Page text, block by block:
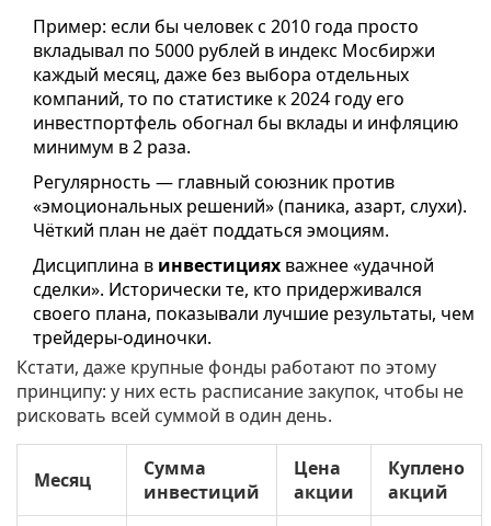
Пример: если бы человек с 2010 года просто
вкладывал по 5000 рублей в индекс Мосбиржи
каждый месяц, даже без выбора отдельных
компаний, то по статистике к 2024 году его
инвестпортфель обогнал бы вклады и инфляцию
минимум в 2 раза.
Регулярность — главный союзник против
«эмоциональных решений» (паника, азарт, слухи).
Чёткий план не даёт поддаться эмоциям.
Дисциплина в инвестициях важнее «удачной
сделки». Исторически те, кто придерживался
своего плана, показывали лучшие результаты, чем
трейдеры-одиночки.
Кстати, даже крупные фонды работают по этому
принципу: у них есть расписание закупок, чтобы не
рисковать всей суммой в один день.
Месяц
Сумма
инвестиций
Цена
акции
Куплено
акций